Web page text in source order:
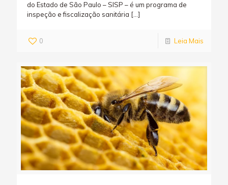
do Estado de São Paulo – SISP – é um programa de
inspeção e fiscalização sanitária […]
0 Leia Mais